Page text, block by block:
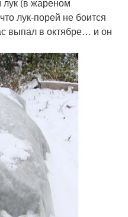
(в жареном
лук-порей не боится
выпал в октябре… и он